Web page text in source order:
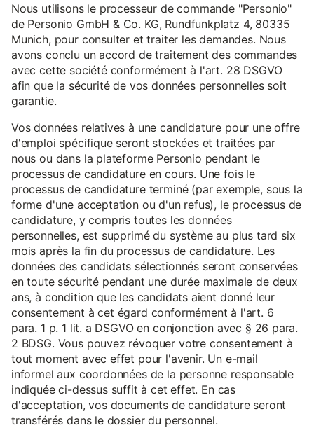
Nous utilisons le processeur de commande "Personio"
de Personio GmbH & Co. KG, Rundfunkplatz 4, 80335
Munich, pour consulter et traiter les demandes. Nous
avons conclu un accord de traitement des commandes
avec cette société conformément à l'art. 28 DSGVO
afin que la sécurité de vos données personnelles soit
garantie.
Vos données relatives à une candidature pour une offre
d'emploi spécifique seront stockées et traitées par
nous ou dans la plateforme Personio pendant le
processus de candidature en cours. Une fois le
processus de candidature terminé (par exemple, sous la
forme d'une acceptation ou d'un refus), le processus de
candidature, y compris toutes les données
personnelles, est supprimé du système au plus tard six
mois après la fin du processus de candidature. Les
données des candidats sélectionnés seront conservées
en toute sécurité pendant une durée maximale de deux
ans, à condition que les candidats aient donné leur
consentement à cet égard conformément à l'art. 6
para. 1 p. 1 lit. a DSGVO en conjonction avec § 26 para.
2 BDSG. Vous pouvez révoquer votre consentement à
tout moment avec effet pour l'avenir. Un e-mail
informel aux coordonnées de la personne responsable
indiquée ci-dessus suffit à cet effet. En cas
d'acceptation, vos documents de candidature seront
transférés dans le dossier du personnel.